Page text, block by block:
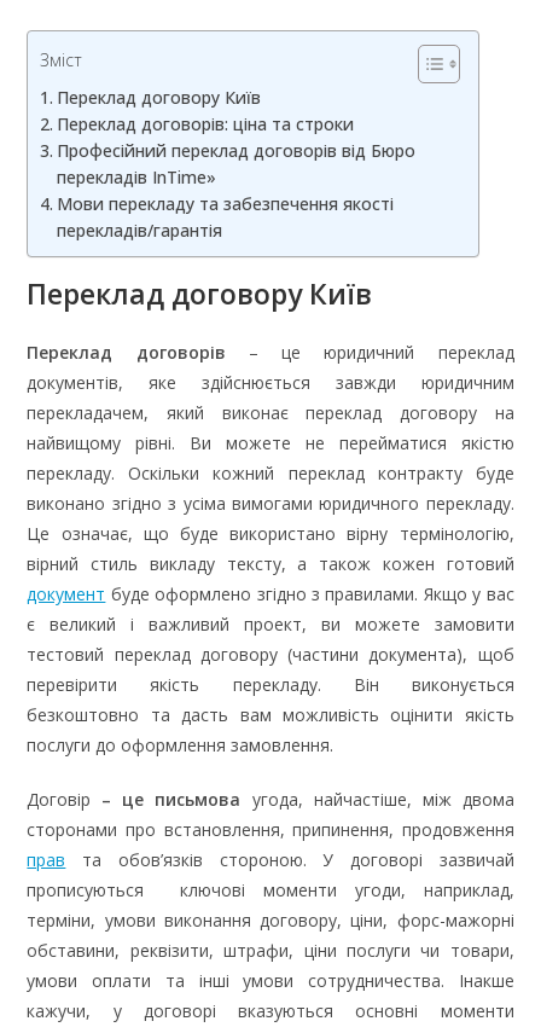
Зміст
Переклад договору Київ
Переклад договорів: ціна та строки
Професійний переклад договорів від Бюро
перекладів InTime»
Мови перекладу та забезпечення якості
перекладів/гарантія
Переклад договору Київ
Переклад договорів – це юридичний переклад
документів, яке здійснюється завжди юридичним
перекладачем, який виконає переклад договору на
найвищому рівні. Ви можете не перейматися якістю
перекладу. Оскільки кожний переклад контракту буде
виконано згідно з усіма вимогами юридичного перекладу.
Це означає, що буде використано вірну термінологію,
вірний стиль викладу тексту, а також кожен готовий
документ буде оформлено згідно з правилами. Якщо у вас
є великий і важливий проект, ви можете замовити
тестовий переклад договору (частини документа), щоб
перевірити якість перекладу. Він виконується
безкоштовно та дасть вам можливість оцінити якість
послуги до оформлення замовлення.
Договір – це письмова угода, найчастіше, між двома
сторонами про встановлення, припинення, продовження
прав та обов’язків стороною. У договорі зазвичай
прописуються ключові моменти угоди, наприклад,
терміни, умови виконання договору, ціни, форс-мажорні
обставини, реквізити, штрафи, ціни послуги чи товари,
умови оплати та інші умови сотрудничества. Інакше
кажучи, у договорі вказуються основні моменти